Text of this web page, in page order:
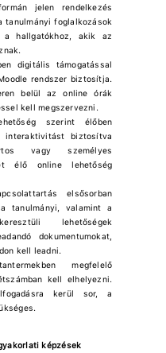
jelen rendelkezés
tanulmányi foglalkozások
hallgatókhoz, akik az
digitális támogatással
rendszer biztosítja.
belül az online órák
kell megszervezni.
szerint élőben
biztosítva
vagy személyes
élő online lehetőség
elsősorban
tanulmányi, valamint a
lehetőségek
dokumentumokat,
kell leadni.
megfelelő
kell elhelyezni.
kerül sor, a
képzések